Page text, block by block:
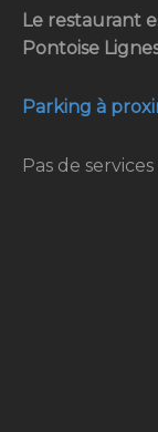
Le restaurant
Pontoise
Parking à
Pas de